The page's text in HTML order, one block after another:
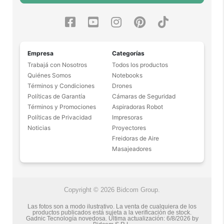
Empresa
Trabajá con Nosotros
Quiénes Somos
Términos y Condiciones
Políticas de Garantía
Términos y Promociones
Políticas de Privacidad
Noticias
Categorías
Todos los productos
Notebooks
Drones
Cámaras de Seguridad
Aspiradoras Robot
Impresoras
Proyectores
Freidoras de Aire
Masajeadores
Copyright © 2026 Bidcom Group.
Las fotos son a modo ilustrativo. La venta de cualquiera de los
productos publicados está sujeta a la verificación de stock.
Gadnic Tecnología novedosa. Última actualización: 6/8/2026 by